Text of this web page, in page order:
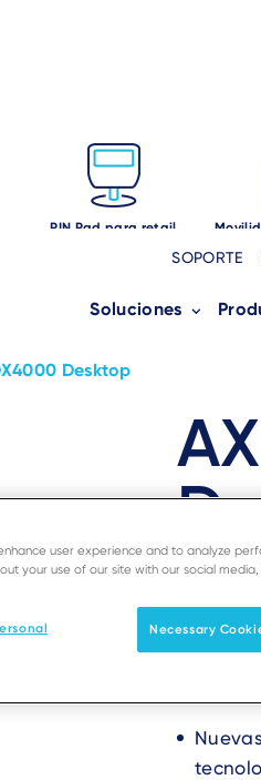
SOPORTE
Soluciones
PIN Pad para retail
Desktop
el
user experience and to analyze
your use of our site with our social
Necessary